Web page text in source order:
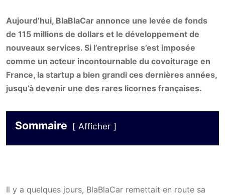
Aujourd’hui, BlaBlaCar annonce une levée de fonds
de 115 millions de dollars et le développement de
nouveaux services. Si l’entreprise s’est imposée
comme un acteur incontournable du covoiturage en
France, la startup a bien grandi ces dernières années,
jusqu’à devenir une des rares licornes françaises.
Sommaire Afficher
Il y a quelques jours, BlaBlaCar remettait en route sa